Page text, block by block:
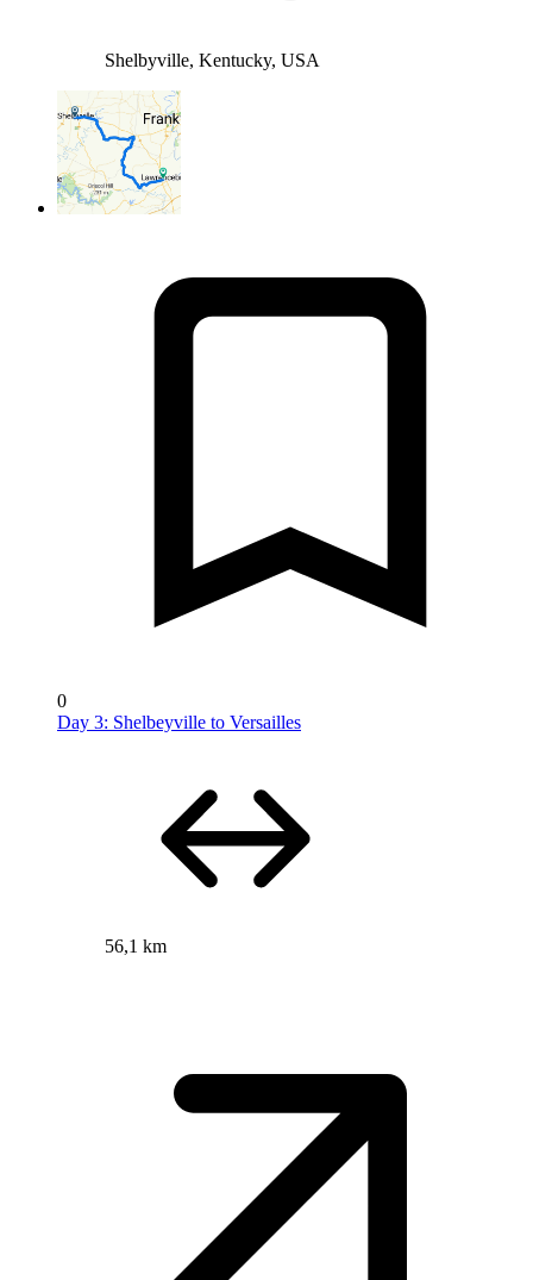
Shelbyville, Kentucky, USA
0
Day 3: Shelbeyville to Versailles
56,1 km